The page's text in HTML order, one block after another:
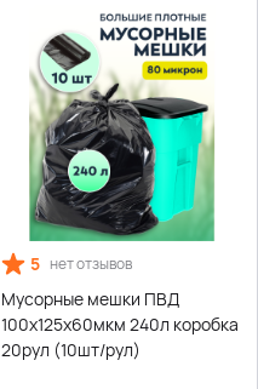
5 нет отзывов
Мусорные мешки ПВД
100х125х60мкм 240л коробка
20рул (10шт/рул)